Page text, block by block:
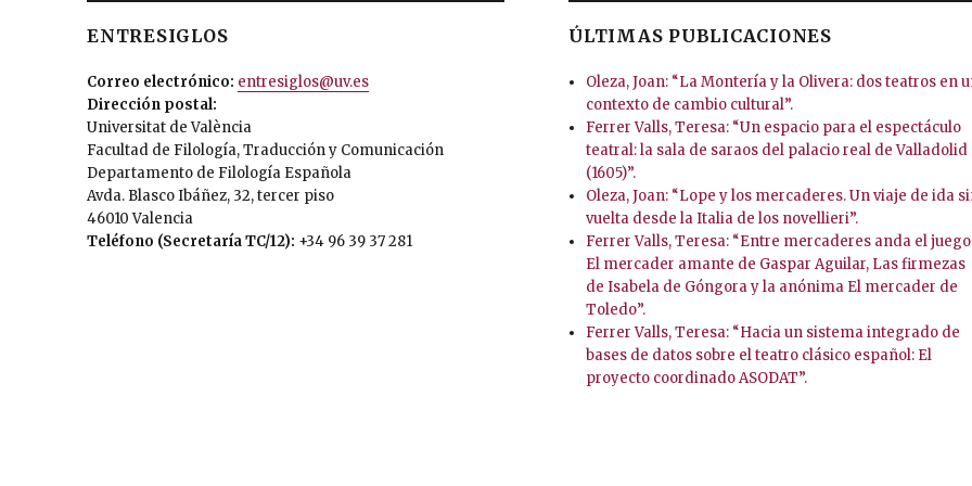
ENTRESIGLOS
Correo electrónico: entresiglos@uv.es
Dirección postal:
Universitat de València
Facultad de Filología, Traducción y Comunicación
Departamento de Filología Española
Avda. Blasco Ibáñez, 32, tercer piso
46010 Valencia
Teléfono (Secretaría TC/12): +34 96 39 37 281
ÚLTIMAS PUBLICACIONES
Oleza, Joan: “La Montería y la Olivera: dos teatros en
contexto de cambio cultural”.
Ferrer Valls, Teresa: “Un espacio para el espectáculo
teatral: la sala de saraos del palacio real de Valladolid
(1605)”.
Oleza, Joan: “Lope y los mercaderes. Un viaje de ida
vuelta desde la Italia de los novellieri”.
Ferrer Valls, Teresa: “Entre mercaderes anda el
El mercader amante de Gaspar Aguilar, Las firmezas
de Isabela de Góngora y la anónima El mercader de
Toledo”.
Ferrer Valls, Teresa: “Hacia un sistema integrado de
bases de datos sobre el teatro clásico español: El
proyecto coordinado ASODAT”.